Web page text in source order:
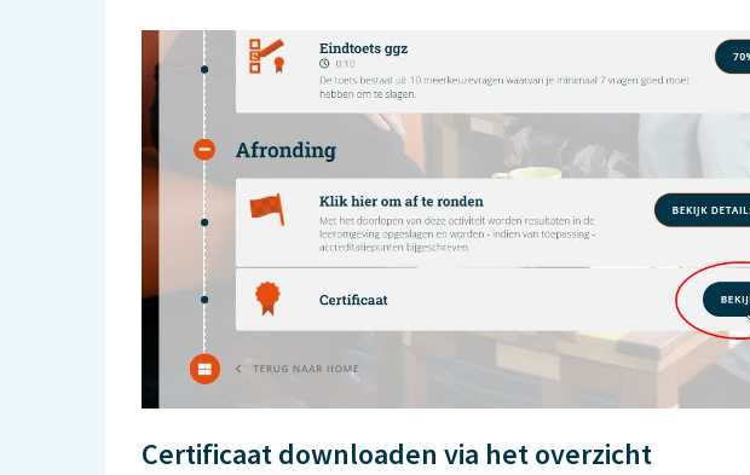
Certificaat downloaden via het overzicht